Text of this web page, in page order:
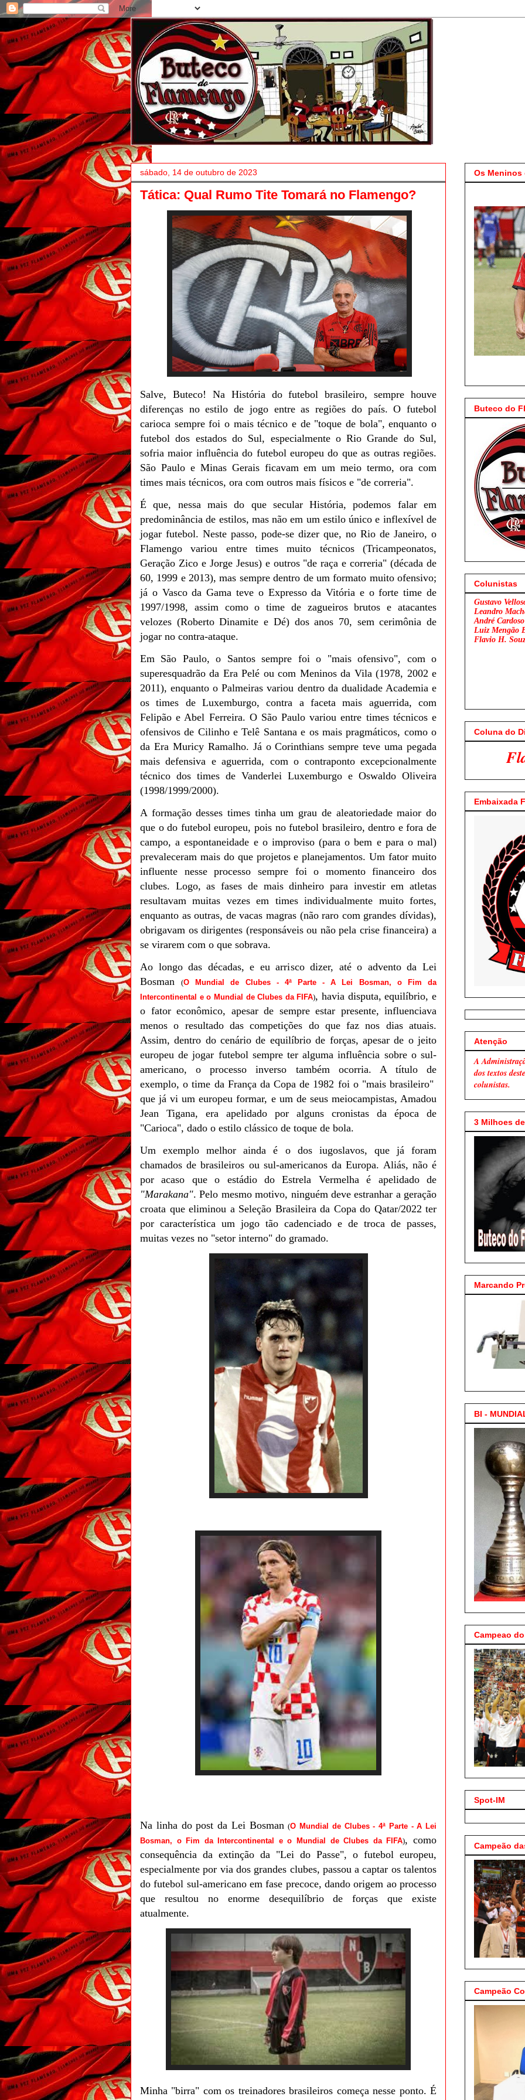
sábado, 14 de outubro de 2023
Tática: Qual Rumo Tite Tomará no Flamengo?
Salve, Buteco! Na História do futebol brasileiro, sempre houve
diferenças no estilo de jogo entre as regiões do país. O futebol
carioca sempre foi o mais técnico e de "toque de bola", enquanto o
futebol dos estados do Sul, especialmente o Rio Grande do Sul,
sofria maior influência do futebol europeu do que as outras regiões.
São Paulo e Minas Gerais ficavam em um meio termo, ora com
times mais técnicos, ora com outros mais físicos e "de correria".
É que, nessa mais do que secular História, podemos falar em
predominância de estilos, mas não em um estilo único e inflexível de
jogar futebol. Neste passo, pode-se dizer que, no Rio de Janeiro, o
Flamengo variou entre times muito técnicos (Tricampeonatos,
Geração Zico e Jorge Jesus) e outros "de raça e correria" (década de
60, 1999 e 2013), mas sempre dentro de um formato muito ofensivo;
já o Vasco da Gama teve o Expresso da Vitória e o forte time de
1997/1998, assim como o time de zagueiros brutos e atacantes
velozes (Roberto Dinamite e Dé) dos anos 70, sem cerimônia de
jogar no contra-ataque.
Em São Paulo, o Santos sempre foi o "mais ofensivo", com o
superesquadrão da Era Pelé ou com Meninos da Vila (1978, 2002 e
2011), enquanto o Palmeiras variou dentro da dualidade Academia e
os times de Luxemburgo, contra a faceta mais aguerrida, com
Felipão e Abel Ferreira. O São Paulo variou entre times técnicos e
ofensivos de Cilinho e Telê Santana e os mais pragmáticos, como o
da Era Muricy Ramalho. Já o Corinthians sempre teve uma pegada
mais defensiva e aguerrida, com o contraponto excepcionalmente
técnico dos times de Vanderlei Luxemburgo e Oswaldo Oliveira
(1998/1999/2000).
A formação desses times tinha um grau de aleatoriedade maior do
que o do futebol europeu, pois no futebol brasileiro, dentro e fora de
campo, a espontaneidade e o improviso (para o bem e para o mal)
prevaleceram mais do que projetos e planejamentos. Um fator muito
influente nesse processo sempre foi o momento financeiro dos
clubes. Logo,as fases de mais dinheiro para investir em atletas
resultavam muitas vezes em times individualmente muito fortes,
enquanto as outras, de vacas magras (não raro com grandes dívidas),
obrigavam os dirigentes (responsáveis ou não pela crise financeira) a
se virarem com o que sobrava.
Ao longo das décadas, e eu arrisco dizer, até o advento da Lei
Bosman(O Mundial de Clubes - 4ª Parte - A Lei Bosman, o Fim da
Intercontinental e o Mundial de Clubes da FIFA), havia disputa, equilíbrio, e
o fator econômico, apesar de sempre estar presente, influenciava
menos o resultado das competições do que faz nos dias atuais.
Assim, dentro do cenário de equilíbrio de forças, apesar de o jeito
europeu de jogar futebol sempre ter alguma influência sobre o sul-
americano, o processo inverso também ocorria. A título de
exemplo,o time da França da Copa de 1982 foi o "mais brasileiro"
que já vi um europeu formar, e um de seus meiocampistas, Amadou
Jean Tigana, era apelidado por alguns cronistas da época de
"Carioca", dado o estilo clássico de toque de bola.
Um exemplo melhor ainda é o dos iugoslavos, que já foram
chamados de brasileiros ou sul-americanos da Europa. Aliás, não é
por acaso que o estádio do Estrela Vermelha é apelidado de
"Marakana". Pelo mesmo motivo, ninguém deve estranhar a geração
croata que eliminou a Seleção Brasileira da Copa do Qatar/2022 ter
por característica um jogo tão cadenciado e de troca de passes,
muitas vezes no "setor interno" do gramado.
Na linha do post da Lei Bosman(O Mundial de Clubes - 4ª Parte - A Lei
Bosman, o Fim da Intercontinental e o Mundial de Clubes da FIFA), como
consequência da extinção da "Lei do Passe", o futebol europeu,
especialmente por via dos grandes clubes, passou a captar os talentos
do futebol sul-americano em fase precoce, dando origem ao processo
que resultou no enorme desequilíbrio de forças que existe
atualmente.
Minha "birra" com os treinadores brasileiros começa nesse ponto. É
Os
Buteco do
Colunistas
Gustavo
Leandro
André Cardoso
Luiz Mengão
Flavio H.
Coluna do
Flamengo x São
Embaixada
Atenção
A
dos textos
colunistas.
3 Milhoes
Marcando
BI -
Campeao
Spot-IM
Campeão
Campeão